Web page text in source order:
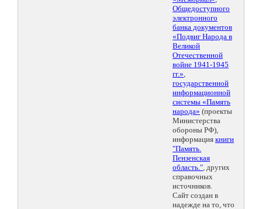
Общедоступного
электронного
банка документов
«Подвиг Народа в
Великой
Отечественной
войне 1941-1945
гг.»,
государственной
информационной
системы «Память
народа» (проекты
Министерства
обороны РФ),
информация книги
"Память.
Пензенская
область.", других
справочных
источников.
Сайт создан в
надежде на то, что